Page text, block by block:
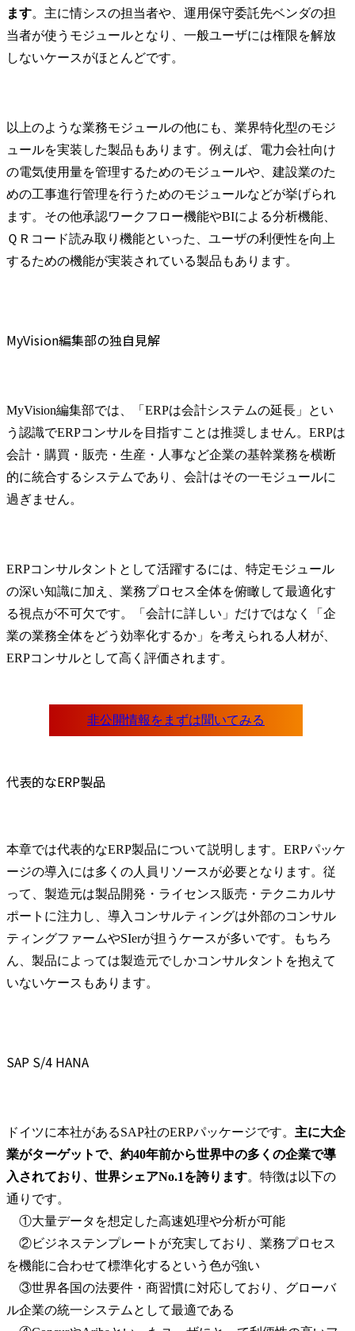
ます。主に情シスの担当者や、運用保守委託先ベンダの担
当者が使うモジュールとなり、一般ユーザには権限を解放
しないケースがほとんどです。
以上のような業務モジュールの他にも、業界特化型のモジ
ュールを実装した製品もあります。例えば、電力会社向け
の電気使用量を管理するためのモジュールや、建設業のた
めの工事進行管理を行うためのモジュールなどが挙げられ
ます。その他承認ワークフロー機能やBIによる分析機能、
ＱＲコード読み取り機能といった、ユーザの利便性を向上
するための機能が実装されている製品もあります。
MyVision編集部の独自見解
MyVision編集部では、「ERPは会計システムの延長」とい
う認識でERPコンサルを目指すことは推奨しません。ERPは
会計・購買・販売・生産・人事など企業の基幹業務を横断
的に統合するシステムであり、会計はその一モジュールに
過ぎません。
ERPコンサルタントとして活躍するには、特定モジュール
の深い知識に加え、業務プロセス全体を俯瞰して最適化す
る視点が不可欠です。「会計に詳しい」だけではなく「企
業の業務全体をどう効率化するか」を考えられる人材が、
ERPコンサルとして高く評価されます。
代表的なERP製品
本章では代表的なERP製品について説明します。ERPパッケ
ージの導入には多くの人員リソースが必要となります。従
って、製造元は製品開発・ライセンス販売・テクニカルサ
ポートに注力し、導入コンサルティングは外部のコンサル
ティングファームやSIerが担うケースが多いです。もちろ
ん、製品によっては製造元でしかコンサルタントを抱えて
いないケースもあります。
SAP S/4 HANA
ドイツに本社があるSAP社のERPパッケージです。 主に大企
業がターゲットで、約40年前から世界中の多くの企業で導
入されており、世界シェアNo.1を誇ります。特徴は以下の
通りです。
①大量データを想定した高速処理や分析が可能
②ビジネステンプレートが充実しており、業務プロセス
を機能に合わせて標準化するという色が強い
③世界各国の法要件・商習慣に対応しており、グローバ
ル企業の統一システムとして最適である